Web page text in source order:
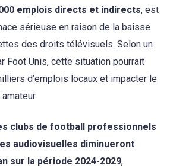
emplois directs et indirects, est
sérieuse en raison de la baisse
des droits télévisuels. Selon un
Foot Unis, cette situation pourrait
d’emplois locaux et impacter le
clubs de football professionnels
audiovisuelles diminueront
sur la période 2024-2029,